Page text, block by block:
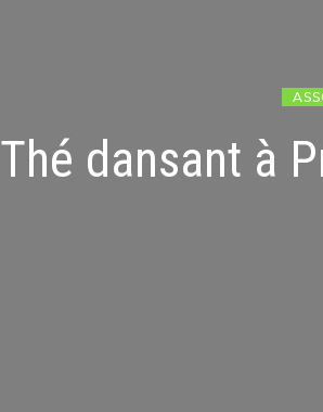
Thé dansant à